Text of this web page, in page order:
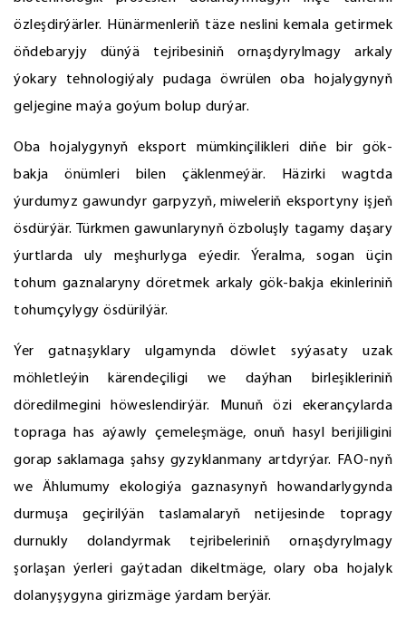
özleşdirýärler. Hünärmenleriň täze neslini kemala getirmek
öňdebaryjy dünýä tejribesiniň ornaşdyrylmagy arkaly
ýokary tehnologiýaly pudaga öwrülen oba hojalygynyň
geljegine maýa goýum bolup durýar.
Oba hojalygynyň eksport mümkinçilikleri diňe bir gök-
bakja önümleri bilen çäklenmeýär. Häzirki wagtda
ýurdumyz gawundyr garpyzyň, miweleriň eksportyny işjeň
ösdürýär. Türkmen gawunlarynyň özboluşly tagamy daşary
ýurtlarda uly meşhurlyga eýedir. Ýeralma, sogan üçin
tohum gaznalaryny döretmek arkaly gök-bakja ekinleriniň
tohumçylygy ösdürilýär.
Ýer gatnaşyklary ulgamynda döwlet syýasaty uzak
möhletleýin kärendeçiligi we daýhan birleşikleriniň
döredilmegini höweslendirýär. Munuň özi ekerançylarda
topraga has aýawly çemeleşmäge, onuň hasyl berijiligini
gorap saklamaga şahsy gyzyklanmany artdyrýar. FAO-nyň
we Ählumumy ekologiýa gaznasynyň howandarlygynda
durmuşa geçirilýän taslamalaryň netijesinde topragy
durnukly dolandyrmak tejribeleriniň ornaşdyrylmagy
şorlaşan ýerleri gaýtadan dikeltmäge, olary oba hojalyk
dolanyşygyna girizmäge ýardam berýär.